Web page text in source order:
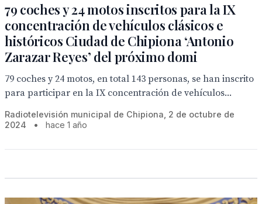
79 coches y 24 motos inscritos para la IX
concentración de vehículos clásicos e
históricos Ciudad de Chipiona ‘Antonio
Zarazar Reyes’ del próximo domi
79 coches y 24 motos, en total 143 personas, se han inscrito
para participar en la IX concentración de vehículos...
Radiotelevisión municipal de Chipiona, 2 de octubre de
2024
• hace 1 año